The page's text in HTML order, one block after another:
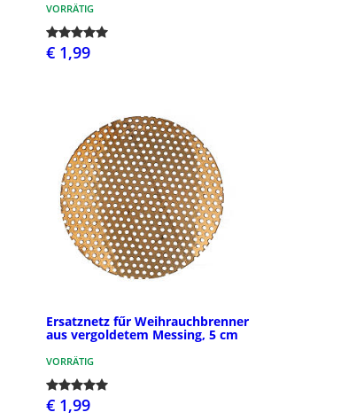
VORRÄTIG
€ 1,99
Ersatznetz fűr Weihrauchbrenner
aus vergoldetem Messing, 5 cm
VORRÄTIG
€ 1,99